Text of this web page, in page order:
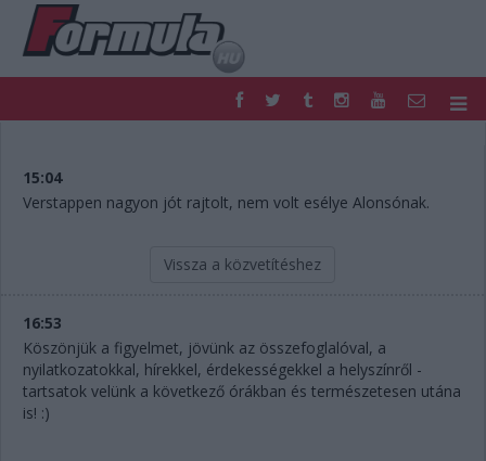
FORMULA
NEMZETKÖZI
HAZAI
VERSENYNAPTÁRAK
15:04
Verstappen nagyon jót rajtolt, nem volt esélye Alonsónak.
Vissza a közvetítéshez
16:53
Köszönjük a figyelmet, jövünk az összefoglalóval, a
nyilatkozatokkal, hírekkel, érdekességekkel a helyszínről -
tartsatok velünk a következő órákban és természetesen utána
is! :)